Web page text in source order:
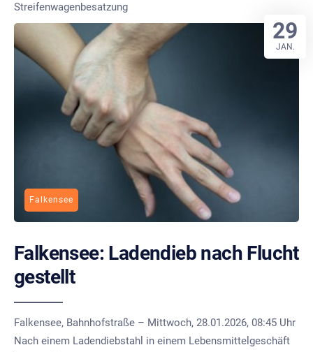
Streifenwagenbesatzung
Falkensee
Falkensee: Ladendieb nach Flucht
gestellt
Falkensee, Bahnhofstraße – Mittwoch, 28.01.2026, 08:45 Uhr
Nach einem Ladendiebstahl in einem Lebensmittelgeschäft
29
JAN.